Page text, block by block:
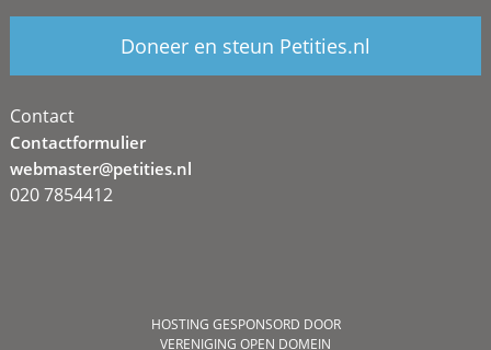
Doneer en steun Petities.nl
Contact
Contactformulier
webmaster@petities.nl
020 7854412
HOSTING GESPONSORD DOOR
VERENIGING OPEN DOMEIN